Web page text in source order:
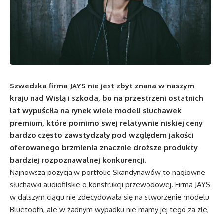
Szwedzka firma JAYS nie jest zbyt znana w naszym
kraju nad Wisłą i szkoda, bo na przestrzeni ostatnich
lat wypuściła na rynek wiele modeli słuchawek
premium, które pomimo swej relatywnie niskiej ceny
bardzo często zawstydzały pod względem jakości
oferowanego brzmienia znacznie droższe produkty
bardziej rozpoznawalnej konkurencji.
Najnowsza pozycja w portfolio Skandynawów to nagłowne
słuchawki audiofilskie o konstrukcji przewodowej. Firma JAYS
w dalszym ciągu nie zdecydowała się na stworzenie modelu
Bluetooth, ale w żadnym wypadku nie mamy jej tego za złe,